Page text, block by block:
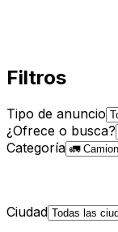
Filtros
Tipo de anuncio
¿Ofrece o busca?
Categoría
Ciudad